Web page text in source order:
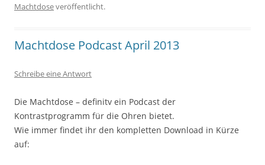
Machtdoseveröffentlicht.
Machtdose Podcast April 2013
Schreibe eine Antwort
Die Machtdose – definitv ein Podcast der
Kontrastprogramm für die Ohren bietet.
Wie immer findet ihr den kompletten Download in Kürze
auf: